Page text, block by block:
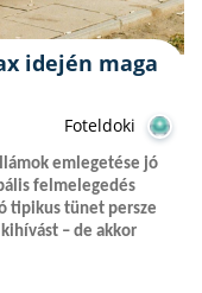
idején maga
Foteldoki
emlegetése jó
felmelegedés
tipikus tünet persze
– de akkor